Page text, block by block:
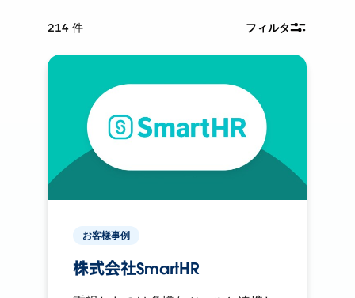
214 件 フィルタ
お客様事例
株式会社SmartHR